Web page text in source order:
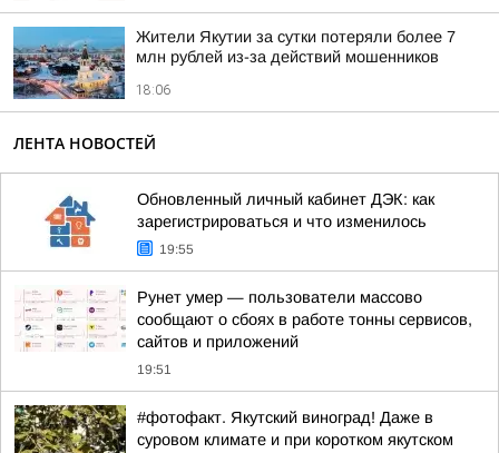
Жители Якутии за сутки потеряли более 7
млн рублей из-за действий мошенников
18:06
ЛЕНТА НОВОСТЕЙ
Обновленный личный кабинет ДЭК: как
зарегистрироваться и что изменилось
19:55
Рунет умер — пользователи массово
сообщают о сбоях в работе тонны сервисов,
сайтов и приложений
19:51
#фотофакт. Якутский виноград! Даже в
суровом климате и при коротком якутском